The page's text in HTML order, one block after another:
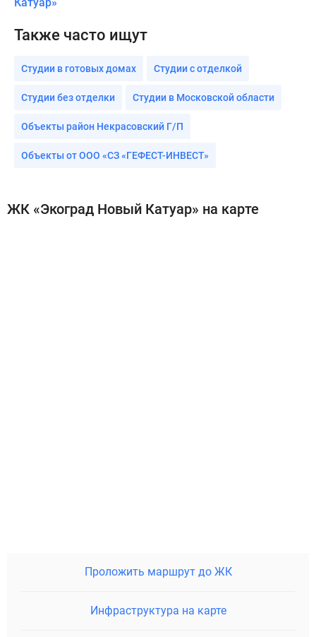
Также часто ищут
Студии в готовых домах Студии с отделкой
Студии без отделки Студии в Московской области
Объекты район Некрасовский Г/П
Объекты от ООО «СЗ «ГЕФЕСТ-ИНВЕСТ»
ЖК «Экоград Новый Катуар» на карте
Проложить маршрут до ЖК
Инфраструктура на карте